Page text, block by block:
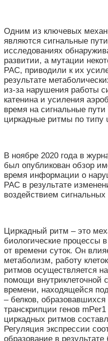
Одним из ключевых
являются сигнальные
исследованиях
развитии, а мутации
РАС, приводили к их
результате
из-за нарушения работы
катенина и усиления
время на сигнальные
циркадные ритмы по типу
В ноябре 2020 года в
был опубликован обзор
время информации о
РАС в результате
воздействием
Циркадный ритм – это
биологические процессы
от времени суток. Он
метаболизм, работу
ритмов осуществляется
помощи внутриклеточной
времени, находящейся
– белков, образовавшихся
транскрипции генов
циркадных ритмов
Регуляция экспрессии
образование в